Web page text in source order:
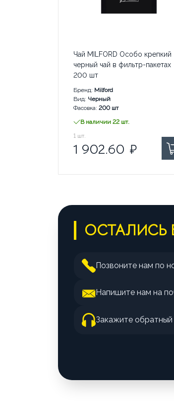
до
транспортной
компании
Барнаул
ул.
Балтийская,
зд. 68а
Чай MILFORD Особо крепкий
черный чай в фильтр-пакетах
200 шт
Бренд: Milford
Вид: Черный
Фасовка: 200 шт
В наличии 22 шт.
1 902.60
1 шт.
1 902.60 ₽
ОСТАЛИСЬ
Позвоните нам по
Напишите нам на
Закажите обратный